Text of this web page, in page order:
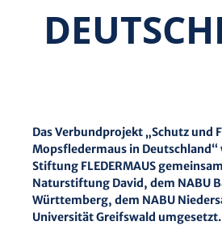
Das Verbundprojekt „Schutz und
Mopsfledermaus in
Stiftung FLEDERMAUS
Naturstiftung David, dem NABU
Württemberg, dem NABU
Universität Greifswald umgesetzt.